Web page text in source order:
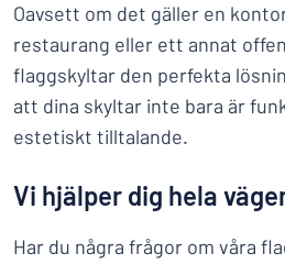
Oavsett om det gäller en
restaurang eller ett annat
flaggskyltar den perfekta
att dina skyltar inte bara är
estetiskt tilltalande.
Vi hjälper dig hela
Har du några frågor om våra